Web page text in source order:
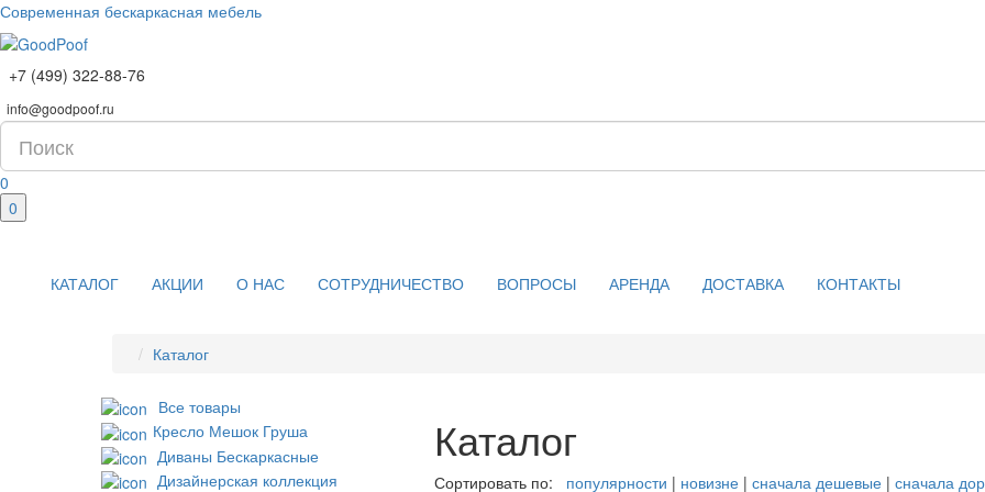
Современная бескаркасная мебель
+7 (499) 322-88-76
info@goodpoof.ru
0
0
КАТАЛОГ АКЦИИ О НАС СОТРУДНИЧЕСТВО ВОПРОСЫ АРЕНДА ДОСТАВКА КОНТАКТЫ
Каталог
Все товары
Кресло Мешок Груша
Диваны Бескаркасные
Дизайнерская коллекция
Каталог
Сортировать по: популярности | новизне| сначала дешевые| сначала